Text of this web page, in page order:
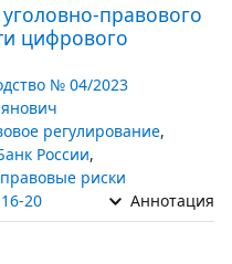
правового
цифрового
№ 04/2023
регулирование,
России,
риски
20 Аннотация